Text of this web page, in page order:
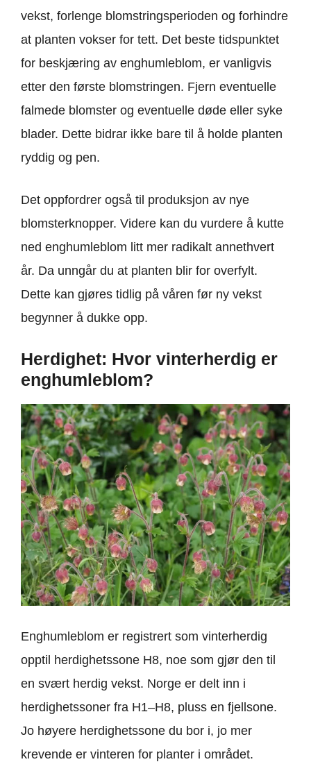
vekst, forlenge blomstringsperioden og forhindre
at planten vokser for tett. Det beste tidspunktet
for beskjæring av enghumleblom, er vanligvis
etter den første blomstringen. Fjern eventuelle
falmede blomster og eventuelle døde eller syke
blader. Dette bidrar ikke bare til å holde planten
ryddig og pen.
Det oppfordrer også til produksjon av nye
blomsterknopper. Videre kan du vurdere å kutte
ned enghumleblom litt mer radikalt annethvert
år. Da unngår du at planten blir for overfylt.
Dette kan gjøres tidlig på våren før ny vekst
begynner å dukke opp.
Herdighet: Hvor vinterherdig er
enghumleblom?
Enghumleblom er registrert som vinterherdig
opptil herdighetssone H8, noe som gjør den til
en svært herdig vekst. Norge er delt inn i
herdighetssoner fra H1–H8, pluss en fjellsone.
Jo høyere herdighetssone du bor i, jo mer
krevende er vinteren for planter i området.